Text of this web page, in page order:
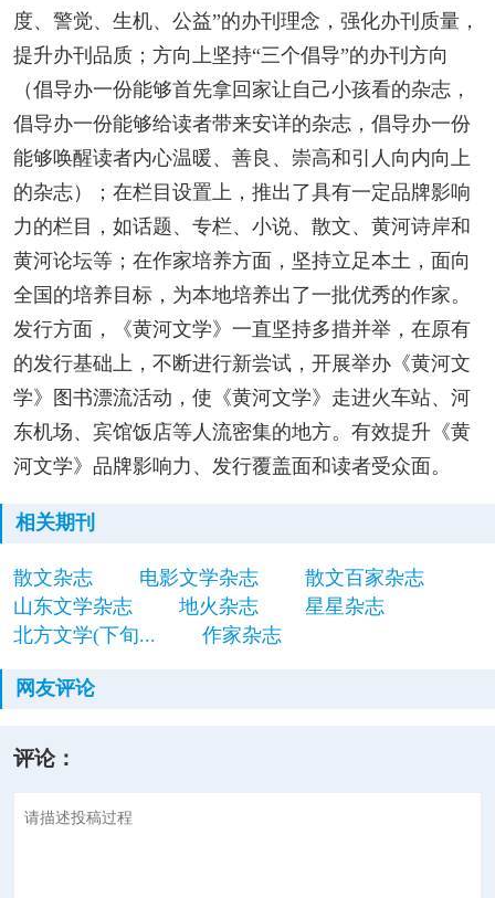
度、警觉、生机、公益”的办刊理念，强化办刊质量，
提升办刊品质；方向上坚持“三个倡导”的办刊方向
（倡导办一份能够首先拿回家让自己小孩看的杂志，
倡导办一份能够给读者带来安详的杂志，倡导办一份
能够唤醒读者内心温暖、善良、崇高和引人向内向上
的杂志）；在栏目设置上，推出了具有一定品牌影响
力的栏目，如话题、专栏、小说、散文、黄河诗岸和
黄河论坛等；在作家培养方面，坚持立足本土，面向
全国的培养目标，为本地培养出了一批优秀的作家。
发行方面，《黄河文学》一直坚持多措并举，在原有
的发行基础上，不断进行新尝试，开展举办《黄河文
学》图书漂流活动，使《黄河文学》走进火车站、河
东机场、宾馆饭店等人流密集的地方。有效提升《黄
河文学》品牌影响力、发行覆盖面和读者受众面。
相关期刊
散文杂志 电影文学杂志
散文百家杂志
山东文学杂志
地火杂志
星星杂志
北方文学(下旬...
作家杂志
网友评论
评论：